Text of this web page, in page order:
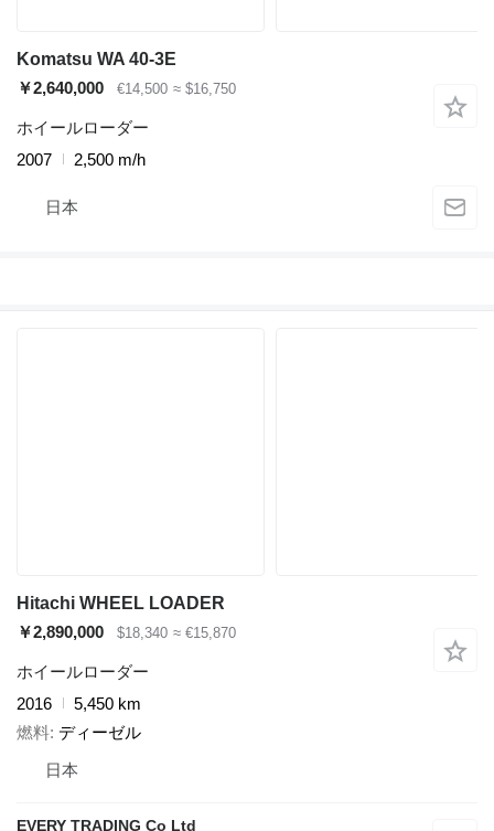
Komatsu WA 40-3E
￥2,640,000
€14,500 ≈ $16,750
ホイールローダー
2007
2,500 m/h
日本
Hitachi WHEEL LOADER
￥2,890,000
$18,340 ≈ €15,870
ホイールローダー
2016
5,450 km
燃料 ディーゼル
日本
EVERY TRADING Co Ltd